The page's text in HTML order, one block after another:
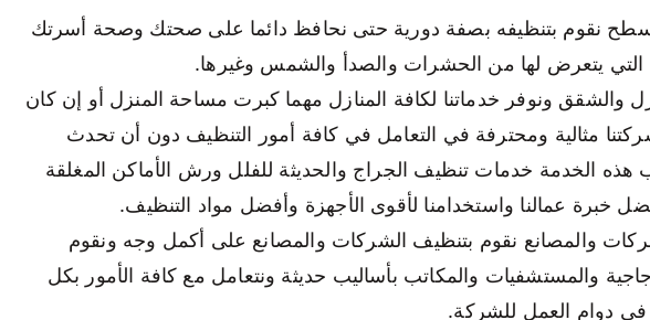
نقوم بتنظيفه بصفة دورية حتى نحافظ دائما على صحتك وصحة أسرتك
التي يتعرض لها من الحشرات والصدأ والشمس وغيرها.
والشقق ونوفر خدماتنا لكافة المنازل مهما كبرت مساحة المنزل أو إن كان
مثالية ومحترفة في التعامل في كافة أمور التنظيف دون أن تحدث
هذه الخدمة خدمات تنظيف الجراج والحديثة للفلل ورش الأماكن المغلقة
خبرة عمالنا واستخدامنا لأقوى الأجهزة وأفضل مواد التنظيف.
والمصانع نقوم بتنظيف الشركات والمصانع على أكمل وجه ونقوم
والمستشفيات والمكاتب بأساليب حديثة ونتعامل مع كافة الأمور بكل
دوام العمل للشركة.